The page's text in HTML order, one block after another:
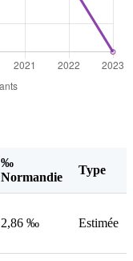
‰
Normandie
Type
2,86 ‰ Estimée